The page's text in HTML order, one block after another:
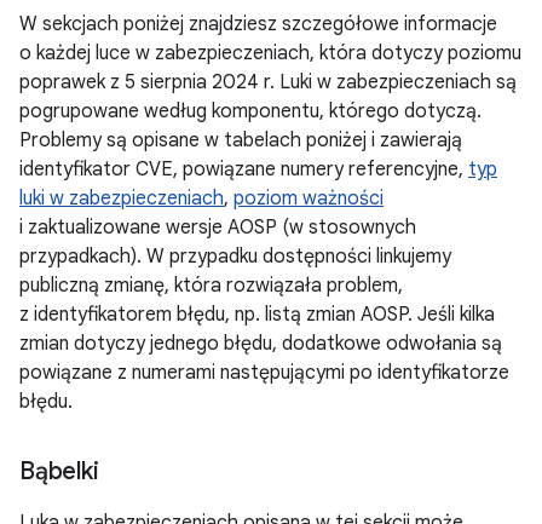
W sekcjach poniżej znajdziesz szczegółowe informacje
o każdej luce w zabezpieczeniach, która dotyczy poziomu
poprawek z 5 sierpnia 2024 r. Luki w zabezpieczeniach są
pogrupowane według komponentu, którego dotyczą.
Problemy są opisane w tabelach poniżej i zawierają
identyfikator CVE, powiązane numery referencyjne, typ
luki w zabezpieczeniach, poziom ważności
i zaktualizowane wersje AOSP (w stosownych
przypadkach). W przypadku dostępności linkujemy
publiczną zmianę, która rozwiązała problem,
z identyfikatorem błędu, np. listą zmian AOSP. Jeśli kilka
zmian dotyczy jednego błędu, dodatkowe odwołania są
powiązane z numerami następującymi po identyfikatorze
błędu.
Bąbelki